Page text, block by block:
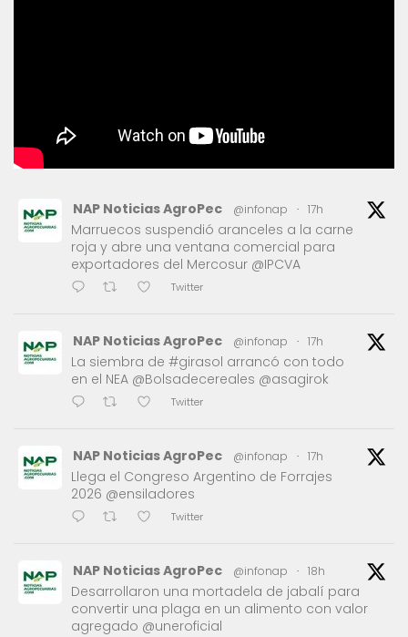
NAP Noticias AgroPec @infonap · 17h
Marruecos suspendió aranceles a la carne
roja y abre una ventana comercial para
exportadores del Mercosur @IPCVA
Twitter
NAP Noticias AgroPec @infonap · 17h
La siembra de #girasol arrancó con todo
en el NEA @Bolsadecereales @asagirok
Twitter
NAP Noticias AgroPec @infonap · 17h
Llega el Congreso Argentino de Forrajes
2026 @ensiladores
Twitter
NAP Noticias AgroPec @infonap · 18h
Desarrollaron una mortadela de jabalí para
convertir una plaga en un alimento con valor
agregado @uneroficial